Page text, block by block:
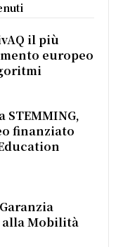
il più
europeo
STEMMING,
finanziato
Mobilità